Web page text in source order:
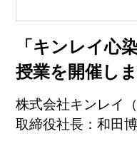
「キンレイ心
授業を開催し
株式会社キンレイ
取締役社長：和田